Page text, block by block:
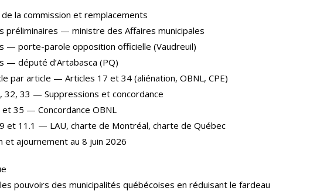
la commission et remplacements
préliminaires — ministre des Affaires municipales
— porte-parole opposition officielle (Vaudreuil)
— député d’Artabasca (PQ)
par article — Articles 17 et 34 (aliénation, OBNL, CPE)
32, 33 — Suppressions et concordance
et 35 — Concordance OBNL
et 11.1 — LAU, charte de Montréal, charte de Québec
et ajournement au 8 juin 2026
pouvoirs des municipalités québécoises en réduisant le fardeau